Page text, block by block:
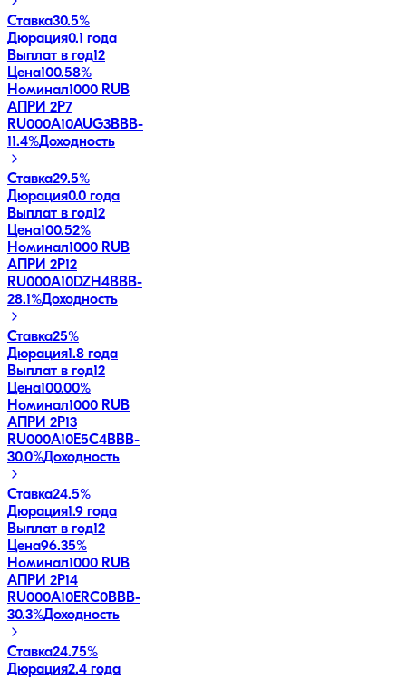
Ставка30.5%
Дюрация0.1 года
Выплат в год12
Цена100.58%
Номинал1000 RUB
АПРИ 2Р7
RU000A10AUG3BBB-
11.4%Доходность
Ставка29.5%
Дюрация0.0 года
Выплат в год12
Цена100.52%
Номинал1000 RUB
АПРИ 2Р12
RU000A10DZH4BBB-
28.1%Доходность
Ставка25%
Дюрация1.8 года
Выплат в год12
Цена100.00%
Номинал1000 RUB
АПРИ 2Р13
RU000A10E5C4BBB-
30.0%Доходность
Ставка24.5%
Дюрация1.9 года
Выплат в год12
Цена96.35%
Номинал1000 RUB
АПРИ 2Р14
RU000A10ERC0BBB-
30.3%Доходность
Ставка24.75%
Дюрация2.4 года